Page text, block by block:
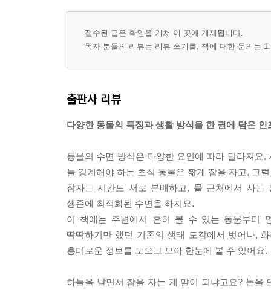
접수된 글은 확인을 거쳐 이 곳에 게재됩니다.
독자 분들의 리뷰는 리뷰 쓰기를, 책에 대한 문의는
출판사 리뷰
다양한 동물의 특징과 생활 방식을 한 권에 담은
동물의 수면 방식은 다양한 요인에 따라 달라져요
늘 경계해야 하는 초식 동물은 짧게 잠을 자고, 그
잠자는 시간도 서로 분배하고, 물 근처에서 사
생존에 최적화된 수면을 하지요.
이 책에는 주변에서 흔히 볼 수 있는 동물부터
딱딱하기만 했던 기존의 생태 도감에서 벗어나,
흥미로운 정보를 모으고 모아 한눈에 볼 수 있어요.
하늘을 날면서 잠을 자는 게 말이 되냐고요? 눈을